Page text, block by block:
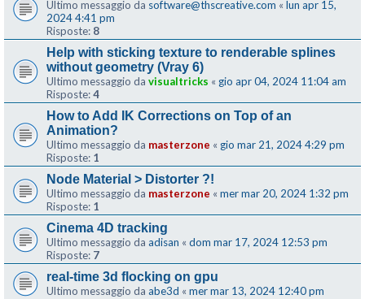
Ultimo messaggio da software@thscreative.com « lun apr 15,
2024 4:41 pm
Risposte: 8
Help with sticking texture to renderable splines
without geometry (Vray 6)
Ultimo messaggio da visualtricks « gio apr 04, 2024 11:04 am
Risposte:4
How to Add IK Corrections on Top of an
Animation?
Ultimo messaggio da masterzone « gio mar 21, 2024 4:29 pm
Risposte: 1
Node Material > Distorter ?!
Ultimo messaggio da masterzone « mer mar 20, 2024 1:32 pm
Risposte: 1
Cinema 4D tracking
Ultimo messaggio da adisan « dom mar 17, 2024 12:53 pm
Risposte: 7
real-time 3d flocking on gpu
Ultimo messaggio da abe3d « mer mar 13, 2024 12:40 pm